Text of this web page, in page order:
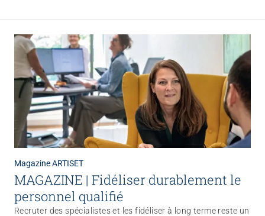
Magazine ARTISET
MAGAZINE | Fidéliser durablement le
personnel qualifié
Recruter des spécialistes et les fidéliser à long terme reste un